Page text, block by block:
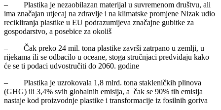
– Plastika je nezaobilazan materijal u suvremenom društvu, ali
ima značajan utjecaj na zdravlje i na klimatske promjene Nizak udio
recikliranja plastike u EU podrazumijeva značajne gubitke za
gospodarstvo, a posebice za okoliš
– Čak preko 24 mil. tona plastike završi zatrpano u zemlji, u
rijekama ili se odbacilo u oceane, stoga stručnjaci predviđaju kako
će se ti podaci udvostručiti do 2060. godine
– Plastika je uzrokovala 1,8 mlrd. tona stakleničkih plinova
(GHG) ili 3,4% svih globalnih emisija, a čak se 90% tih emisija
nastaje kod proizvodnje plastike i transformacije iz fosilnih goriva